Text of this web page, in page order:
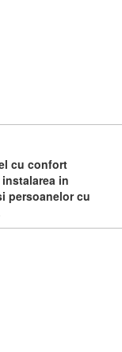
cu confort
in
persoanelor cu